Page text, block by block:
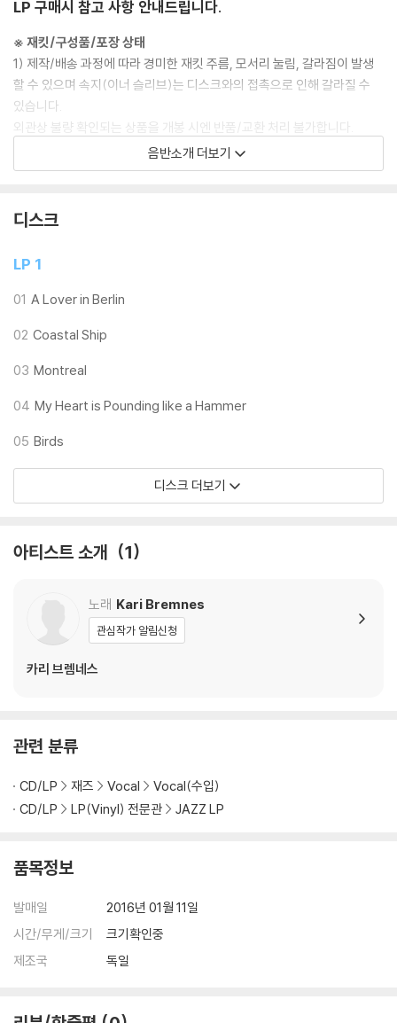
LP 구매시 참고 사항 안내드립니다.
※ 재킷/구성품/포장 상태
1) 제작/배송 과정에 따라 경미한 재킷 주름, 모서리 눌림, 갈라짐이 발생
할 수 있으며 속지(이너 슬리브)는 디스크와의 접촉으로 인해 갈라질 수
있습니다.
외관상 불량 확인되는 상품을 개봉 시엔 반품/교환 처리 불가합니다.
2) 디스크 라벨은 공정상 매끄럽게 부착되지 않을 수도 있으며 겉포장 비
닐은 품질보증대상이 아닙니다.
4) 디지털 다운로드 코드는 본사에서 공지 없이 증정 종료될 수 있습니다.
※ 재생 불량
모델) 다이내믹 사운드의 편차가 큰 트랙을 재생할 때 이상 현상이 발생할
기기 문제로 인해 발생하는 재생 불량 현상에 대해서는 반품/교환이 불가
하니 침압 조절이 가능한 기기에서 재생하실 것을 권유 드립니다.
다. 전용 제품으로 이를 제거하면 대부분 해결됩니다.
※ 디스크 외관 불량
1) 열을 가하여 제작하는 바이닐 공정 특성상 디스크 표면이 미세하게 울
가능합니다.
지되도록 디스크 센터 홀 구경이 작게 제작되는 경우가 있습니다. 턴테이
블 스핀들에 맞지 않는 경우에는 전용 제품 등을 이용하여 센터 홀을 조정
하시면 해결됩니다.
3) 디스크에 미세한 잔 흠집이 남아있거나 인쇄 면이 깨끗하지 않은 경우
가 있으며, 이는 상품의 불량이 아닙니다. 단, 재생에 이상이 있는 경우에는
※ 컬러 디스크
다.
1) 컬러 디스크는 웹 이미지와 실제 색상이 차이가 날 수 있습니다.
3) 컬러 디스크는 제작 과정에서 다른 색상 염료가 섞여 얼룩과 번짐, 반점
※ 반품/교환 안내
1) 불량으로 인한 반품/교환 요청 시에는 불량 확인을 위해 개봉 시의 동영
음반소개 더보기
디스크
LP 1
01 A Lover in Berlin
02 Coastal Ship
03 Montreal
04 My Heart is Pounding like a Hammer
05 Birds
디스크 더보기
아티스트 소개 1
노래 Kari Bremnes
관심작가 알림신청
카리 브렘네스
관련 분류
CD/LP 재즈 Vocal
Vocal(수입)
CD/LP
LP(Vinyl) 전문관 JAZZ LP
품목정보
발매일
2016년 01월 11일
시간/무게/크기
크기확인중
제조국
독일